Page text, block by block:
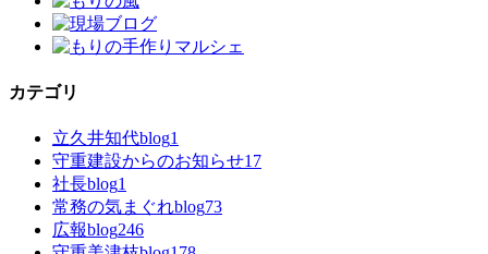
カテゴリ
立久井知代blog1
守重建設からのお知らせ17
社長blog1
常務の気まぐれblog73
広報blog246